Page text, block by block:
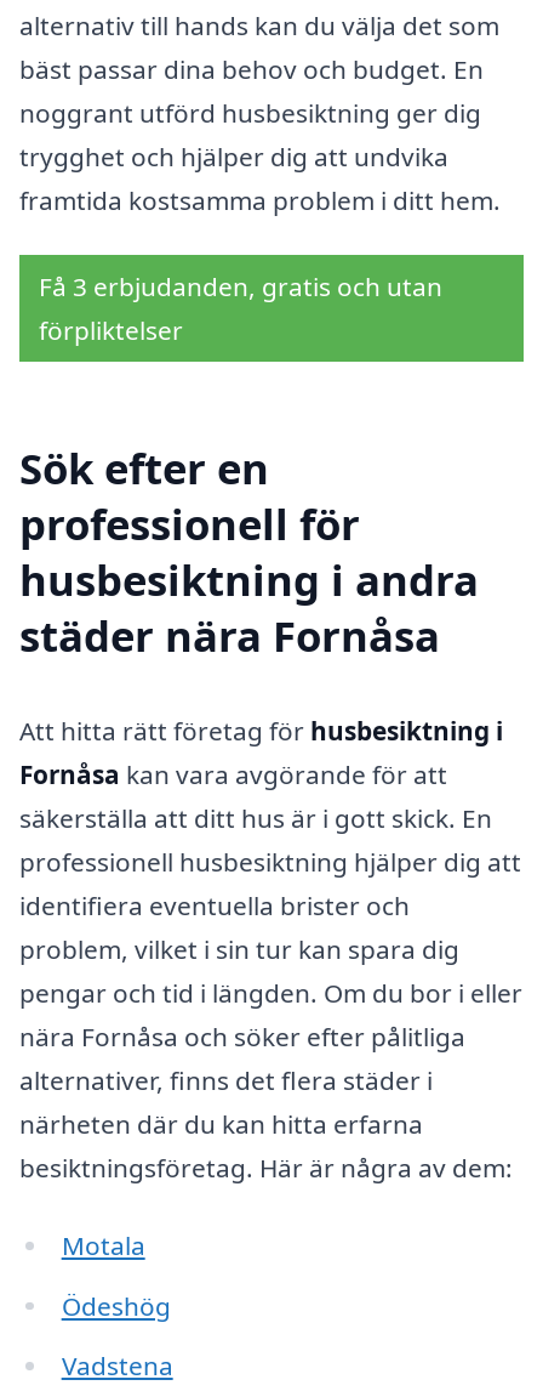
alternativ till hands kan du välja det som
bäst passar dina behov och budget. En
noggrant utförd husbesiktning ger dig
trygghet och hjälper dig att undvika
framtida kostsamma problem i ditt hem.
Få 3 erbjudanden, gratis och utan
förpliktelser
Sök efter en
professionell för
husbesiktning i andra
städer nära Fornåsa
Att hitta rätt företag för husbesiktning i
Fornåsa kan vara avgörande för att
säkerställa att ditt hus är i gott skick. En
professionell husbesiktning hjälper dig att
identifiera eventuella brister och
problem, vilket i sin tur kan spara dig
pengar och tid i längden. Om du bor i eller
nära Fornåsa och söker efter pålitliga
alternativer, finns det flera städer i
närheten där du kan hitta erfarna
besiktningsföretag. Här är några av dem:
Motala
Ödeshög
Vadstena